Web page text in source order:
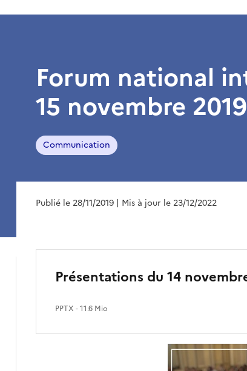
Forum national
15 novembre 2019
Communication
Publié le 28/11/2019 | Mis à jour le 23/12/2022
Présentations du 14
PPTX - 11.6 Mio